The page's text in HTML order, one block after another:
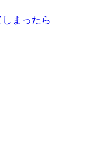
まったら